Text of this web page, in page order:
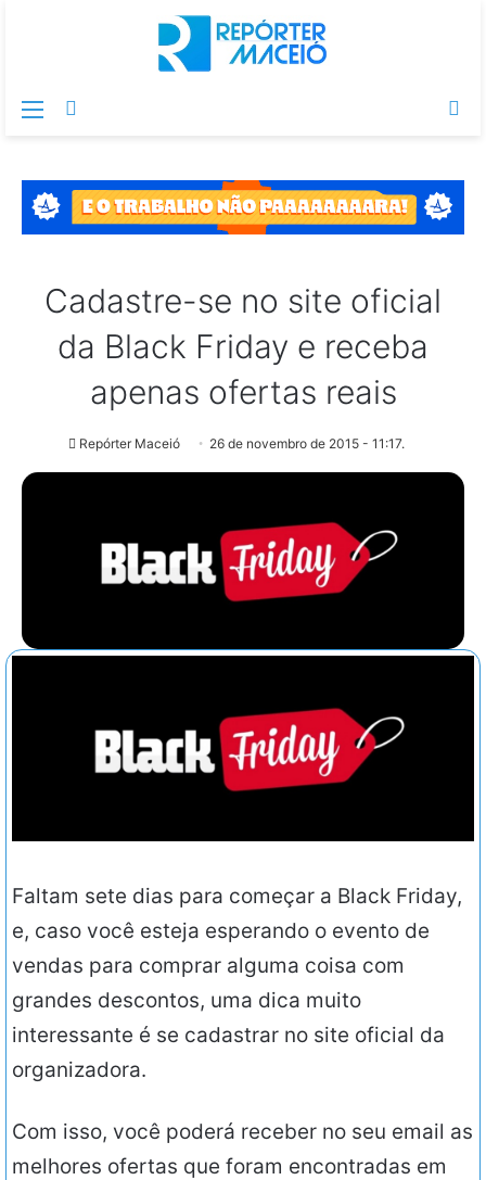
Menu
Cadastre-se no site oficial
da Black Friday e receba
apenas ofertas reais
Repórter Maceió 26 de novembro de 2015 - 11:17.
Faltam sete dias para começar a Black Friday,
e, caso você esteja esperando o evento de
vendas para comprar alguma coisa com
grandes descontos, uma dica muito
interessante é se cadastrar no site oficial da
organizadora.
Com isso, você poderá receber no seu email as
melhores ofertas que foram encontradas em